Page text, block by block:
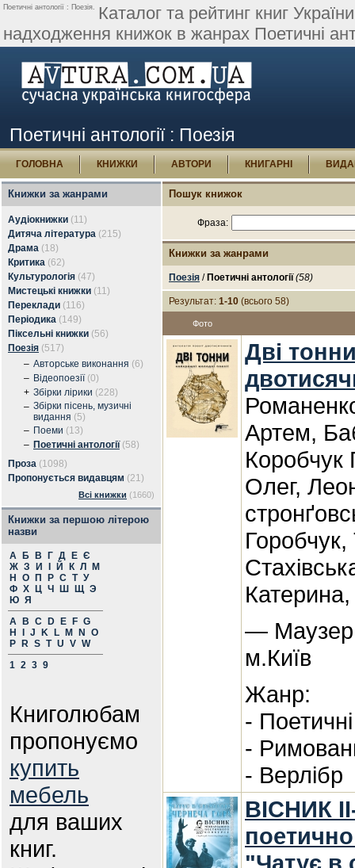
Поетичні антології : Поезія. Каталог та рейтинг книг
надходження книжок в жанрах Поетичні
Поетичні антології : Поезія
ГОЛОВНА КНИЖКИ АВТОРИ КНИГАРНІ
Книжки за жанрами
Аудіокнижки (11)
Дитяча література (215)
Драма (18)
Критика (62)
Культурологія (47)
Мистецькі книжки (11)
Переклади (116)
Періодика (149)
Піксельні книжки (56)
Поезія (517)
– Авторське виконання (6)
– Відеопоезії (0)
+ Збірки лірики (228)
– Збірки пісень, музичні
видання (5)
– Поеми (13)
– Поетичні антології (58)
Проза (1098)
Пропонується видавцям (21)
Всі книжки (1660)
Книжки за першою літерою
назви
А Б В Г Д Е Є
Ж З И Й К Л
М
Н
О П Р С Т У
Ф Х Ц Ч Ш Щ Э
Ю Я
A
B C D E F G
H
J K L M N
O
P
R S T U V W
1 2 3 9
Книголюбам
пропонуємо
купить
мебель
для ваших
книг.
Пошук книжок
Фраза:
Книжки за жанрами
Поезія / Поетичні антології (58)
Результат: 1-10 (всього 58)
Фото
Дві
Артем,
Коробчук
Олег,
—
м.Київ
Жанр:
- Поетичні
-
- Верлібр
ВІСНИК